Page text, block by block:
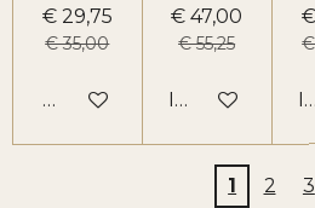
€ 29,75
€ 35,00
Houd mij op de hoogte
€ 47,00
€ 55,25
In winkelwagen
1 2 3